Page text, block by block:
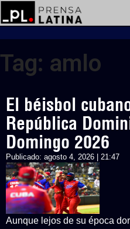
Tag: amlo
El béisbol
República
Domingo 2026
Publicado: agosto 4, 2026 | 21:47
Aunque lejos de su época